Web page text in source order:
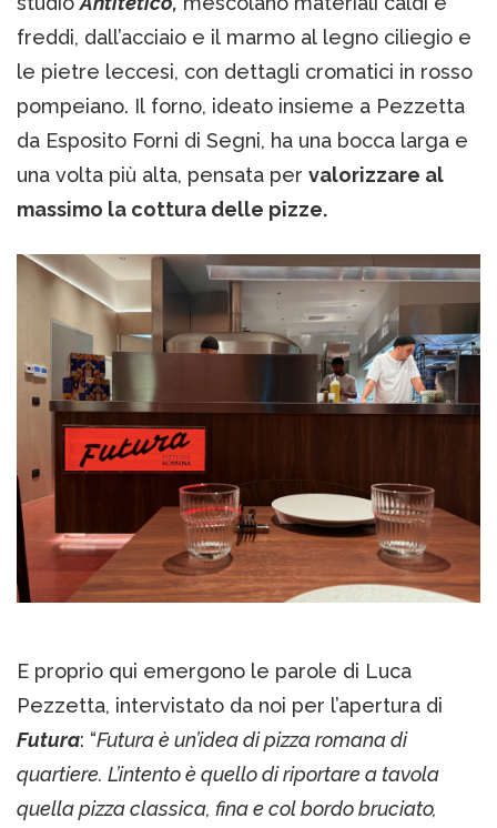
freddi, dall’acciaio e il marmo al legno ciliegio e
le pietre leccesi, con dettagli cromatici in rosso
pompeiano. Il forno, ideato insieme a Pezzetta
da Esposito Forni di Segni, ha una bocca larga e
una volta più alta, pensata per valorizzare al
massimo la cottura delle pizze.
E proprio qui emergono le parole di Luca
Pezzetta, intervistato da noi per l’apertura di
Futura: “Futura è un’idea di pizza romana di
quartiere. L’intento è quello di riportare a tavola
quella pizza classica, fina e col bordo bruciato,